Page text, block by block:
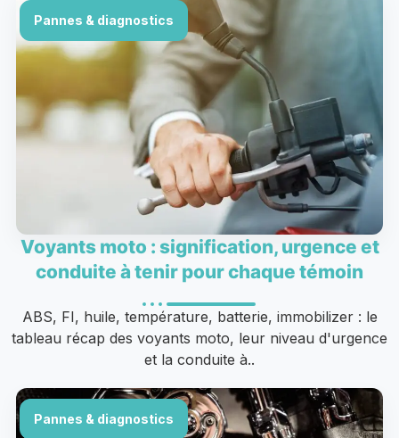
Pannes & diagnostics
Voyants moto : signification, urgence et
conduite à tenir pour chaque témoin
ABS, FI, huile, température, batterie, immobilizer : le
tableau récap des voyants moto, leur niveau d'urgence
et la conduite à..
Pannes & diagnostics